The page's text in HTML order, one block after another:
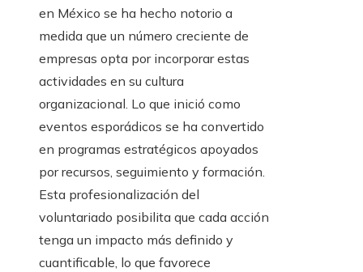
en México se ha hecho notorio a
medida que un número creciente de
empresas opta por incorporar estas
actividades en su cultura
organizacional. Lo que inició como
eventos esporádicos se ha convertido
en programas estratégicos apoyados
por recursos, seguimiento y formación.
Esta profesionalización del
voluntariado posibilita que cada acción
tenga un impacto más definido y
cuantificable, lo que favorece